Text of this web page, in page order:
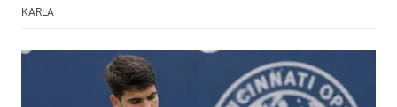
KARLA